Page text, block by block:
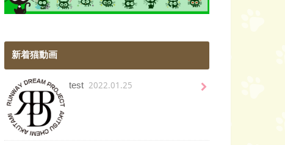
新着猫動画
test 2022.01.25